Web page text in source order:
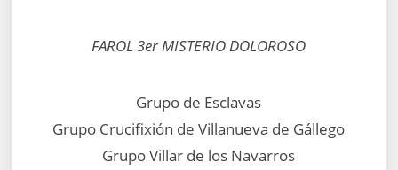
FAROL 3er MISTERIO DOLOROSO
Grupo de Esclavas
Grupo Crucifixión de Villanueva de Gállego
Grupo Villar de los Navarros